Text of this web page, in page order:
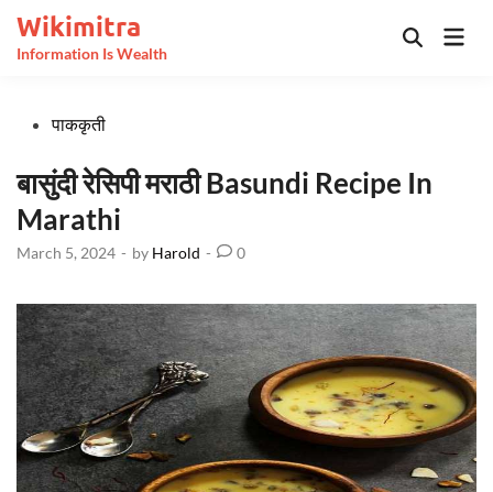
content
Wikimitra
Information Is Wealth
Open
Postedपाककृती
बासुंदी रेसिपी मराठी Basundi Recipe In
Marathi
March 5, 2024 - by Harold - 0